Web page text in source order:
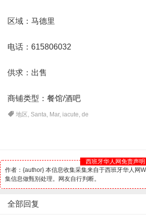
区域： 马德里
电话：615806032
供求：出售
商铺类型：餐馆/酒吧
地区 , Santa, Mar, iacute,de
西班牙华人网免责声明
作者：{author} 本信息收集采集来自于西班牙华人网
集信息做甄别处理。网友自行判断。
全部回复